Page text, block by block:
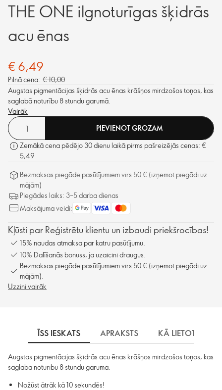
THE ONE ilgnoturīgas šķidrās
acu ēnas
€ 6,49
Pilnā cena: € 10,00
Augstas pigmentācijas šķidrās acu ēnas krāšņos mirdzošos toņos, kas
saglabā noturību 8 stundu garumā.
Vairāk
PIEVIENOT GROZAM
Zemākā cena pēdējo 30 dienu laikā pirms pašreizējās cenas: €
5,49
Bezmaksas piegāde pasūtījumiem virs 50 € (izņemot piegādi uz
mājām)
Piegādes laiks: 3–5 darba dienas
Maksājuma veidi:
Kļūsti par Reģistrētu klientu un izbaudi priekšrocības!
15% naudas atmaksa par katru pasūtījumu.
10% Dalīšanās bonuss, ja uzaicini draugus.
Bezmaksas piegāde pasūtījumiem virs 50 € (izņemot piegādi uz
mājām).
Uzzini vairāk
ĪSS IESKATS APRAKSTS KĀ LIETOT
Augstas pigmentācijas šķidrās acu ēnas krāšņos mirdzošos toņos, kas
saglabā noturību 8 stundu garumā.
Nožūst ātrāk kā 10 sekundēs!